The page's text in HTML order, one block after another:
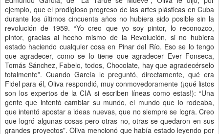
ejemplo, que el prodigioso progreso de las artes plásticas en Cuba
durante los últimos cincuenta años no hubiera sido posible sin la
revolución de 1959. “Yo creo que yo soy pintor, lo reconozco,
pintor, gracias al hecho mismo de la Revolución, si no hubiera
estado haciendo cualquier cosa en Pinar del Río. Eso se lo tengo
que agradecer, como se lo tiene que agradecer Ever Fonseca,
Tomás Sánchez, Fabelo, todos, Chocolate, hay que agradecérselo
totalmente”. Cuando García le preguntó, directamente, qué era
Fidel para él, Oliva respondió, muy conmovedoramente (¡qué listos
son los expertos de la CIA si escriben líneas como estas!): “Una
gente que intentó cambiar su mundo, el mundo que lo rodeaba,
que intentó apostar a ideas nuevas, que no siempre se logra. Creo
que logró algunas cosas pero otras no, otras se quedaron en sus
grandes proyectos”. Oliva mencionó que había estado leyendo por